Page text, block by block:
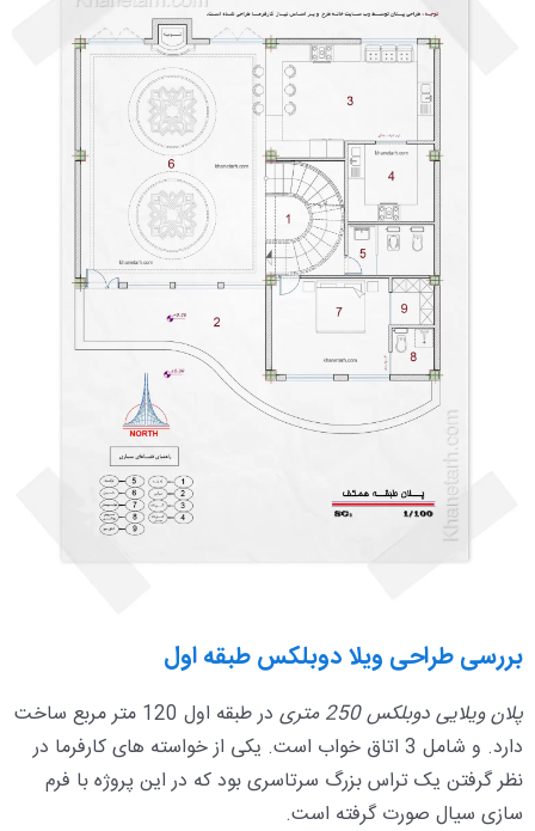
بررسی طراحی ویلا دوبلکس طبقه اول
پلان ویلایی دوبلکس 250 متری
در طبقه اول 120 متر مربع ساخت
دارد. و شامل 3 اتاق خواب است. یکی از خواسته های کارفرما در
نظر گرفتن یک تراس بزرگ سرتاسری بود که در این پروژه با فرم
سازی سیال صورت گرفته است.